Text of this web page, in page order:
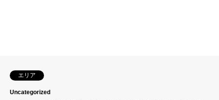
エリア
Uncategorized